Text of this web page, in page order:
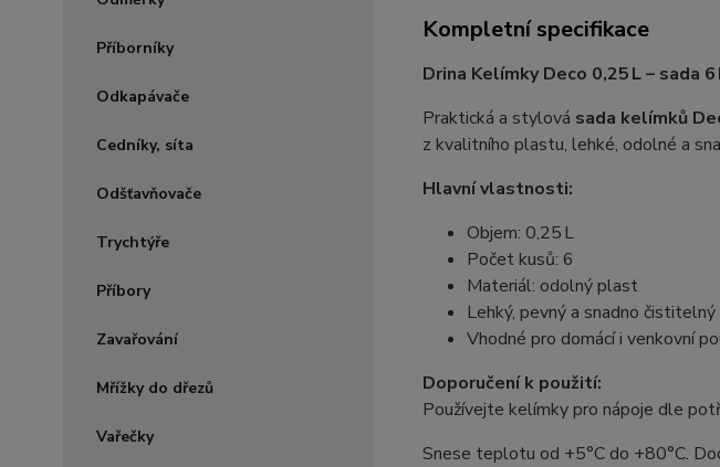
Příborníky
Odkapávače
Cedníky, síta
Odšťavňovače
Trychtýře
Příbory
Zavařování
Mřížky do dřezů
Vařečky
Kompletní specifikace
Drina Kelímky Deco 0,25 L – sada 6
Praktická a stylová sada kelímků
z kvalitního plastu, lehké, odolné a
Hlavní vlastnosti:
Objem: 0,25 L
Počet kusů: 6
Materiál: odolný plast
Lehký, pevný a snadno čistitelný
Vhodné pro domácí i venkovní
Doporučení k použití:
Používejte kelímky pro nápoje dle
Snese teplotu od +5°C do +80°C.